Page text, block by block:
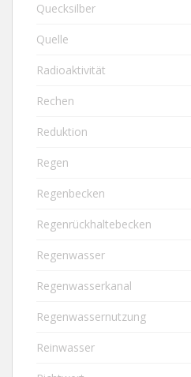
Quecksilber
Quelle
Radioaktivität
Rechen
Reduktion
Regen
Regenbecken
Regenrückhaltebecken
Regenwasser
Regenwasserkanal
Regenwassernutzung
Reinwasser